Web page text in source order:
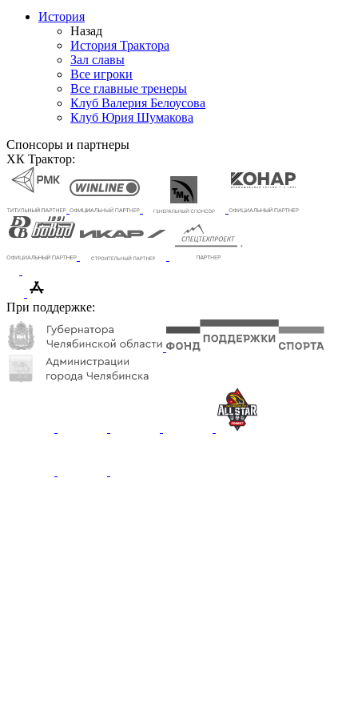
История
Назад
История Трактора
Зал славы
Все игроки
Все главные тренеры
Клуб Валерия Белоусова
Клуб Юрия Шумакова
Спонсоры и партнеры
ХК Трактор:
При поддержке: